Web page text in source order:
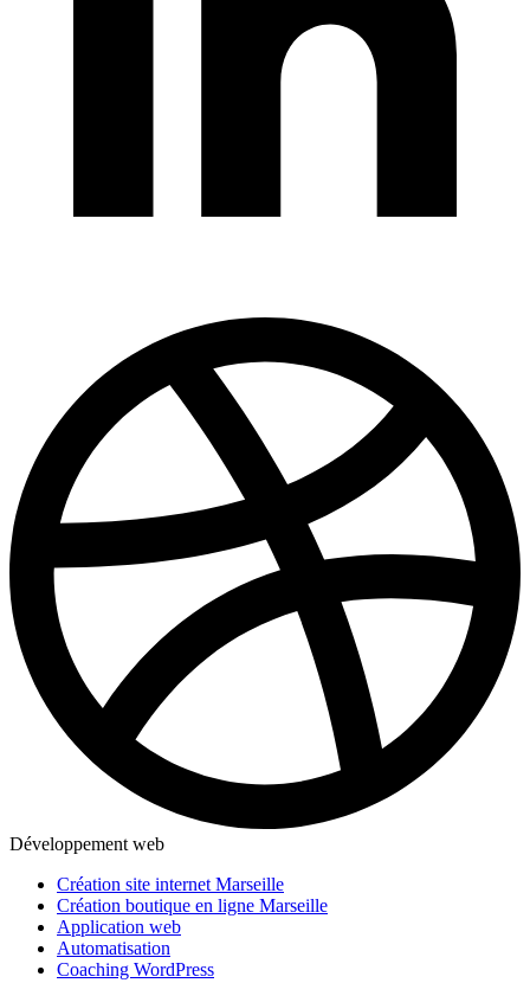
Développement web
Création site internet Marseille
Création boutique en ligne Marseille
Application web
Automatisation
Coaching WordPress